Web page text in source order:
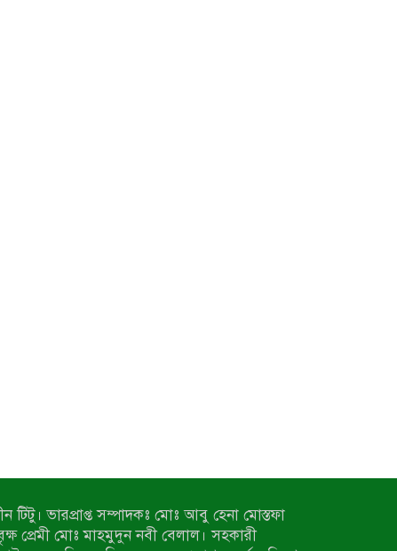
ভারপ্রাপ্ত সম্পাদকঃ মোঃ আবু হেনা মোস্তফা
প্রেমী মোঃ মাহমুদুন নবী বেলাল। সহকারী